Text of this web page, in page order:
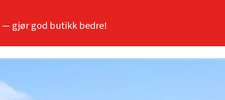
— gjør god butikk bedre!